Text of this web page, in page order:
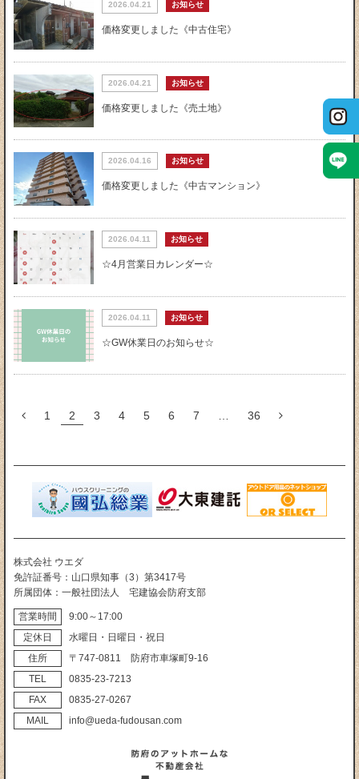
2026.04.21 お知らせ
価格変更しました《中古住宅》
2026.04.21 お知らせ
価格変更しました《売土地》
2026.04.16 お知らせ
価格変更しました《中古マンション》
2026.04.11 お知らせ
☆4月営業日カレンダー☆
2026.04.11 お知らせ
☆GW休業日のお知らせ☆
1 2 3 4 5 6 7 … 36
株式会社 ウエダ
免許証番号
山口県知事（3）第3417号
所属団体
一般社団法人 宅建協会防府支部
営業時間
9:00～17:00
定休日
水曜日・日曜日・祝日
住所
〒747‐0811 防府市車塚町9‐16
TEL
0835‐23‐7213
FAX
0835‐27‐0267
MAIL
info@ueda-fudousan.com